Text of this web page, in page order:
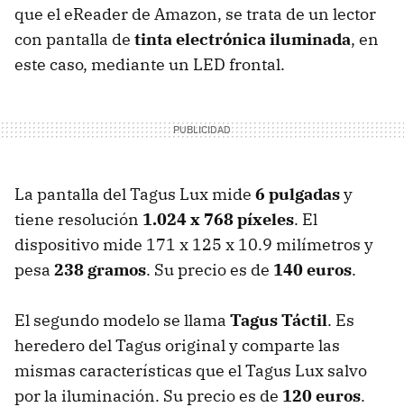
que el eReader de Amazon, se trata de un lector
con pantalla de tinta electrónica iluminada, en
este caso, mediante un LED frontal.
La pantalla del Tagus Lux mide 6 pulgadasy
tiene resolución 1.024 x 768 píxeles. El
dispositivo mide 171 x 125 x 10.9 milímetros y
pesa 238 gramos. Su precio es de 140 euros.
El segundo modelo se llama Tagus Táctil. Es
heredero del Tagus original y comparte las
mismas características que el Tagus Lux salvo
por la iluminación. Su precio es de 120 euros.